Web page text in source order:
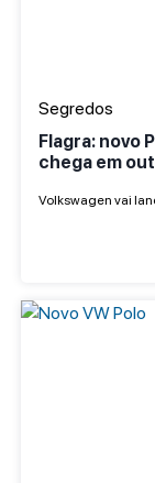
Segredos
Flagra: novo
chega em
Volkswagen vai